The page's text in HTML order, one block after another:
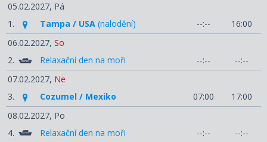
05.02.2027, Pá
1.
Tampa / USA (nalodění) --:--
16:00
06.02.2027, So
2.
Relaxační den na moři --:--
--:--
07.02.2027, Ne
3.
Cozumel / Mexiko 07:00
17:00
08.02.2027, Po
4.
Relaxační den na moři --:--
--:--